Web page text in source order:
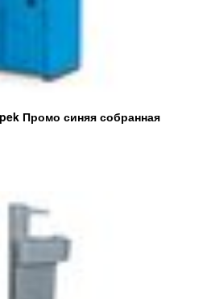
Промо синяя собранная